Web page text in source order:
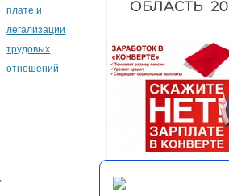
плате и
легализации
трудовых
отношений